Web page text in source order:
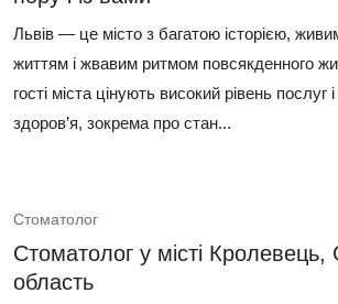
Львів — це місто з багатою історією,
життям і жвавим ритмом повсякденного
гості міста цінують високий рівень послуг
здоров’я, зокрема про стан...
Стоматолог
Стоматолог у місті Кролевець,
область